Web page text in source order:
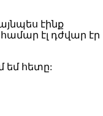
էինք
էլ դժվար էր
եմ հետը: